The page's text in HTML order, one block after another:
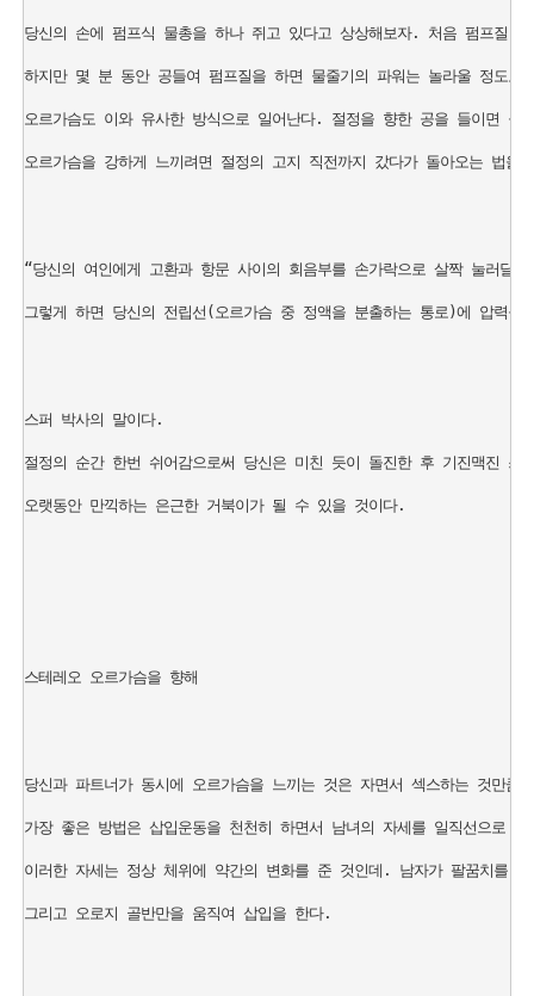
당신의 손에 펌프식 물총을 하나 쥐고 있다고 상상해보자. 처음 펌프질
하지만 몇 분 동안 공들여 펌프질을 하면 물줄기의 파워는 놀라울 정도
오르가슴도 이와 유사한 방식으로 일어난다. 절정을 향한 공을 들이면
오르가슴을 강하게 느끼려면 절정의 고지 직전까지 갔다가 돌아오는 법
“당신의 여인에게 고환과 항문 사이의 회음부를 손가락으로 살짝 눌러달
그렇게 하면 당신의 전립선(오르가슴 중 정액을 분출하는 통로)에 압력
스퍼 박사의 말이다.
절정의 순간 한번 쉬어감으로써 당신은 미친 듯이 돌진한 후 기진맥진
오랫동안 만끽하는 은근한 거북이가 될 수 있을 것이다.
스테레오 오르가슴을 향해
당신과 파트너가 동시에 오르가슴을 느끼는 것은 자면서 섹스하는 것만
가장 좋은 방법은 삽입운동을 천천히 하면서 남녀의 자세를 일직선으
이러한 자세는 정상 체위에 약간의 변화를 준 것인데. 남자가 팔꿈치를
그리고 오로지 골반만을 움직여 삽입을 한다.